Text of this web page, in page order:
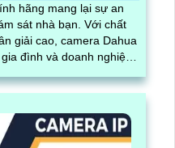
hãng mang lại sự an
bạn. Với chất
giải cao, camera Dahua
đình và doanh nghiệp